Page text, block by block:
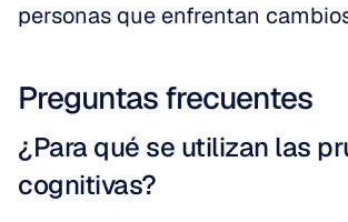
personas que enfrentan
Preguntas frecuentes
¿Para qué se utilizan las
cognitivas?